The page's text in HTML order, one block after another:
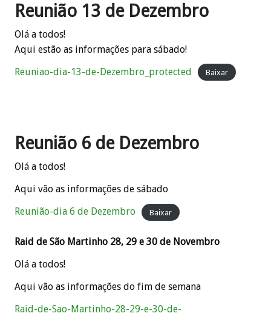
Reunião 13 de Dezembro
Olá a todos!
Aqui estão as informações para sábado!
Reuniao-dia-13-de-Dezembro_protected
Baixar
Reunião 6 de Dezembro
Olá a todos!
Aqui vão as informações de sábado
Reunião-dia 6 de Dezembro
Baixar
Raid de São Martinho 28, 29 e 30 de Novembro
Olá a todos!
Aqui vão as informações do fim de semana
Raid-de-Sao-Martinho-28-29-e-30-de-